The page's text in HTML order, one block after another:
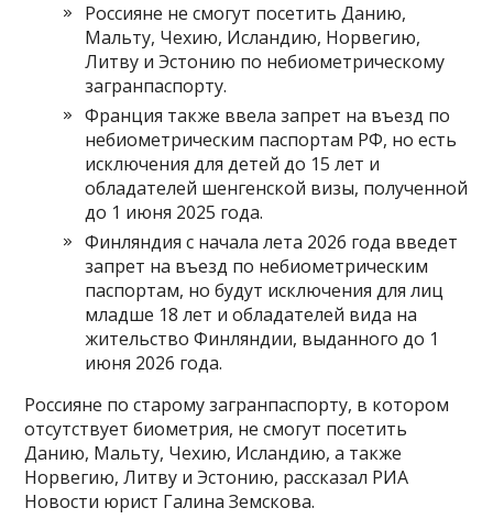
Россияне не смогут посетить Данию,
Мальту, Чехию, Исландию, Норвегию,
Литву и Эстонию по небиометрическому
загранпаспорту.
Франция также ввела запрет на въезд по
небиометрическим паспортам РФ, но есть
исключения для детей до 15 лет и
обладателей шенгенской визы, полученной
до 1 июня 2025 года.
Финляндия с начала лета 2026 года введет
запрет на въезд по небиометрическим
паспортам, но будут исключения для лиц
младше 18 лет и обладателей вида на
жительство Финляндии, выданного до 1
июня 2026 года.
Россияне по старому загранпаспорту, в котором
отсутствует биометрия, не смогут посетить
Данию, Мальту, Чехию, Исландию, а также
Норвегию, Литву и Эстонию, рассказал РИА
Новости юрист Галина Земскова.